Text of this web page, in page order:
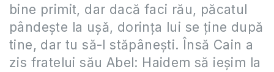
bine primit, dar dacă faci rău, păcatul
pândește la ușă, dorința lui se ține după
tine, dar tu să-l stăpânești. Însă Cain a
zis fratelui său Abel: Haidem să ieșim la